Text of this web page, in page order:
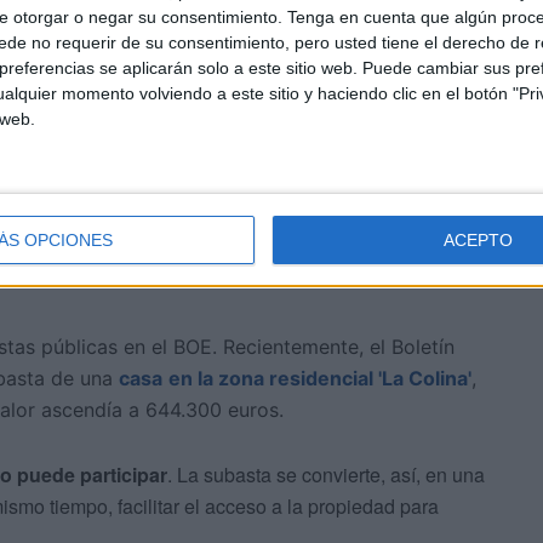
otorgar o negar su consentimiento. Tenga en cuenta que algún
no requerir de su consentimiento, pero usted tiene el derecho de
se aplicarán solo a este sitio web. Puede cambiar sus
momento volviendo a este sitio y haciendo clic en el botón
OPCIONES ACEPTO
más datos sobre la vivienda ni aporta el informe
subastas que se publican a petición del Ministerio
públicas en el BOE. Recientemente, el Boletín
de una casa en la zona residencial 'La Colina',
ascendía a 644.300 euros.
puede participar. La subasta se convierte, así, en una
tiempo, facilitar el acceso a la propiedad para